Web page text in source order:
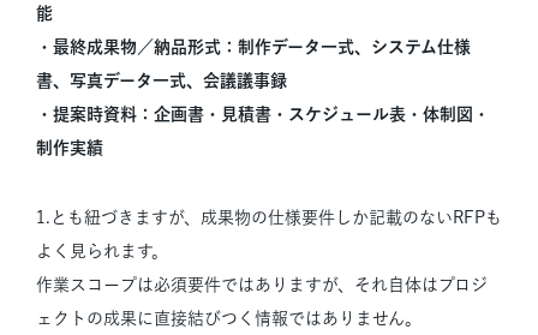
能
・最終成果物／納品形式：制作データ一式、システム仕様
書、写真データ一式、会議議事録
・提案時資料：企画書・見積書・スケジュール表・体制図・
制作実績
1.とも紐づきますが、成果物の仕様要件しか記載のないRFPも
よく見られます。
作業スコープは必須要件ではありますが、それ自体はプロジ
ェクトの成果に直接結びつく情報ではありません。